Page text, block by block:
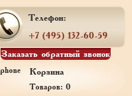
Телефон:
+7 (495) 132-60-59
Заказать обратный звонок
Корзина
Товаров: 0